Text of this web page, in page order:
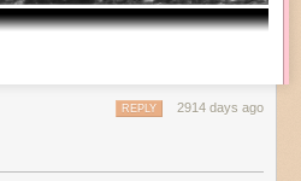
2914 days ago
REPLY